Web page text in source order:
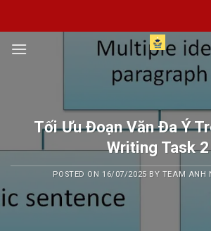
content
Tối Ưu Đoạn Văn Đa Ý
Writing Task 2
POSTED ON 16/07/2025 BY TEAM ANH